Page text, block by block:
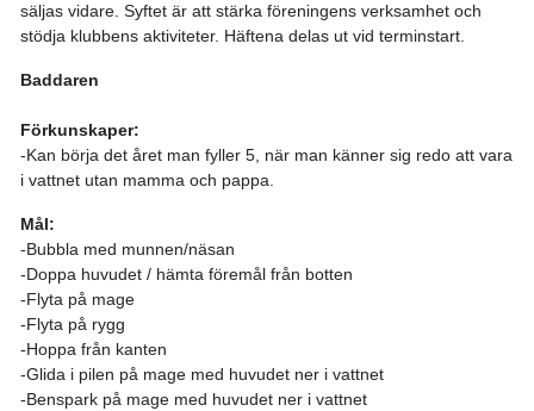
säljas vidare. Syftet är att stärka föreningens verksamhet och
stödja klubbens aktiviteter. Häftena delas ut vid terminstart.
Baddaren
Förkunskaper:
-Kan börja det året man fyller 5, när man känner sig redo att vara
i vattnet utan mamma och pappa.
Mål:
-Bubbla med munnen/näsan
-Doppa huvudet / hämta föremål från botten
-Flyta på mage
-Flyta på rygg
-Hoppa från kanten
-Glida i pilen på mage med huvudet ner i vattnet
-Benspark på mage med huvudet ner i vattnet